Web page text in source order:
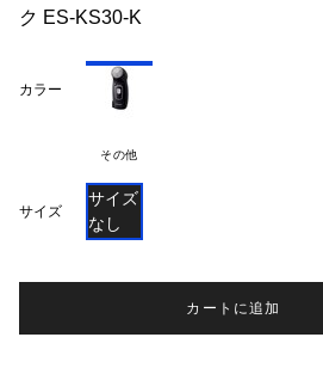
ク ES-KS30-K
カラー
その他
サイズ
サイズ
なし
カートに追加